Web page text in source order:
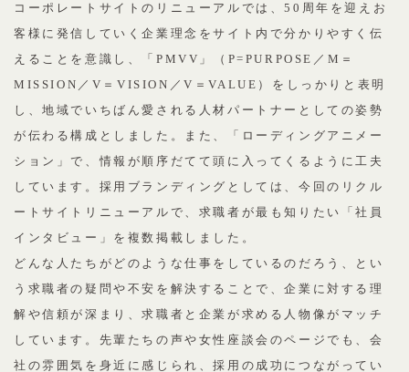
コーポレートサイトのリニューアルでは、50周年を迎えお
客様に発信していく企業理念をサイト内で分かりやすく伝
えることを意識し、「PMVV」（P=PURPOSE／M＝
MISSION／V＝VISION／V＝VALUE）をしっかりと表明
し、地域でいちばん愛される人材パートナーとしての姿勢
が伝わる構成としました。また、「ローディングアニメー
ション」で、情報が順序だてて頭に入ってくるように工夫
しています。採用ブランディングとしては、今回のリクル
ートサイトリニューアルで、求職者が最も知りたい「社員
インタビュー」を複数掲載しました。
どんな人たちがどのような仕事をしているのだろう、とい
う求職者の疑問や不安を解決することで、企業に対する理
解や信頼が深まり、求職者と企業が求める人物像がマッチ
しています。先輩たちの声や女性座談会のページでも、会
社の雰囲気を身近に感じられ、採用の成功につながってい